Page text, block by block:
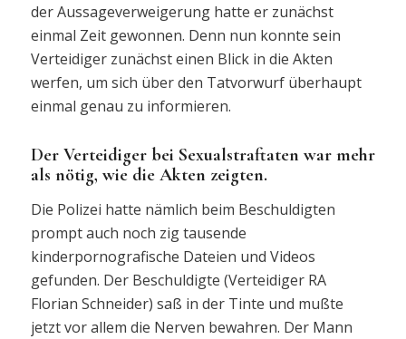
der Aussageverweigerung hatte er zunächst
einmal Zeit gewonnen. Denn nun konnte sein
Verteidiger zunächst einen Blick in die Akten
werfen, um sich über den Tatvorwurf überhaupt
einmal genau zu informieren.
Der Verteidiger bei Sexualstraftaten war mehr
als nötig, wie die Akten zeigten.
Die Polizei hatte nämlich beim Beschuldigten
prompt auch noch zig tausende
kinderpornografische Dateien und Videos
gefunden. Der Beschuldigte (Verteidiger RA
Florian Schneider) saß in der Tinte und mußte
jetzt vor allem die Nerven bewahren. Der Mann